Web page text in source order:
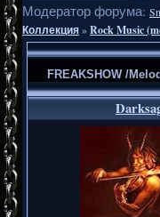
Модератор форума:
Коллекция»Rock Music
FREAKSHOW /